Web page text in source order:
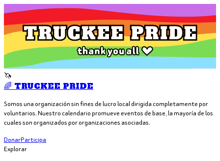
🦄
🌈 TRUCKEE PRIDE
Somos una organización sin fines de lucro local dirigida completamente por
voluntarios. Nuestro calendario promueve eventos de base, la mayoría de los
cuales son organizados por organizaciones asociadas.
DonarParticipa
Explorar